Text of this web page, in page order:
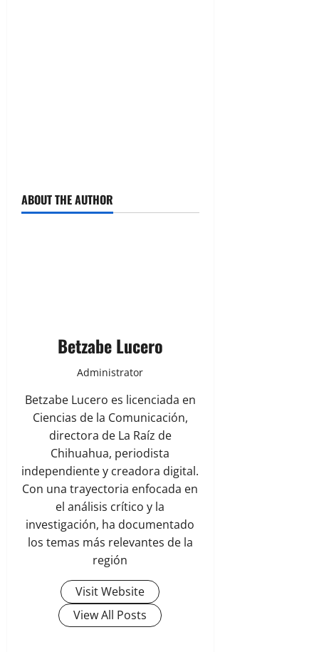
ABOUT THE AUTHOR
Betzabe Lucero
Administrator
Betzabe Lucero es licenciada en
Ciencias de la Comunicación,
directora de La Raíz de
Chihuahua, periodista
independiente y creadora digital.
Con una trayectoria enfocada en
el análisis crítico y la
investigación, ha documentado
los temas más relevantes de la
región
Visit Website
View All Posts